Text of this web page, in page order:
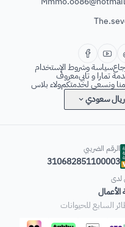
سياسة وشروط الإستخدام
تمارا و تابيمعروف
ونسعى لخدمتكمولاء بلاس
ريال سعودي
الرقم الضريبي
310682851100003
لدى
السابع للحيوانات